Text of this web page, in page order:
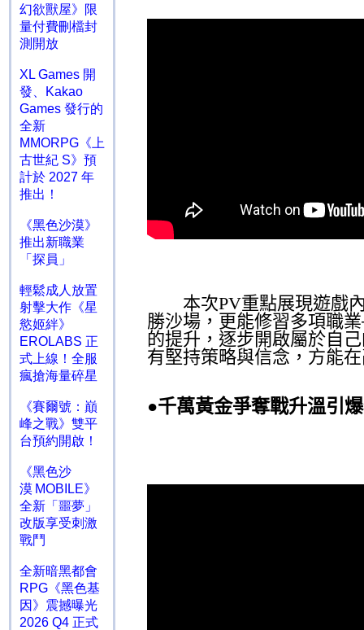
幻欲獸屋》限
量付費刪檔封
測開放
XL Games 開
發、Kakao
Games 發行的
全新
MMORPG《上
古世紀 S》預
計於 2027 年
推出！
《黑色沙漠》
推出新職業
「探員」
輕鬆成人放置
射擊大作《星
慾姬絆》
EROLABS 正
式上線！全服
瘋搶海量碎星
《賽爾號：巔
峰之戰》雙平
台預約開啟！
《黑色沙
漠 MOBILE》
全新「噩夢」
改版享受刺激
戰鬥
全新暗黑都會
RPG《黑色基
因》震撼曝光
2026 Q4 正式
本次PV重點展現遊戲
勝沙場，更能修習多項職
的提升，逐步開啟屬於自
有堅持策略與信念，方能
●千萬黃金爭奪戰升溫引